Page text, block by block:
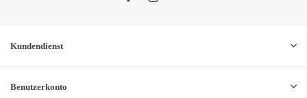
Kundendienst
Benutzerkonto